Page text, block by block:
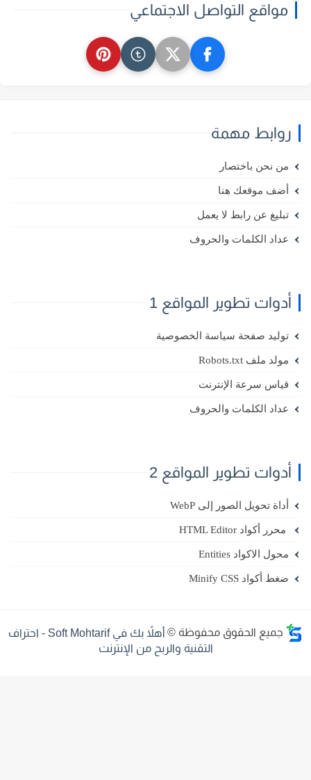
مواقع التواصل الاجتماعي
روابط مهمة
من نحن باختصار
أضف موقعك هنا
تبليغ عن رابط لا يعمل
عداد الكلمات والحروف
أدوات تطوير المواقع 1
توليد صفحة سياسة الخصوصية
مولد ملف Robots.txt
قياس سرعة الإنترنت
عداد الكلمات والحروف
أدوات تطوير المواقع 2
أداة تحويل الصور إلى WebP
محرر أكواد HTML Editor
محول الاكواد Entities
ضغط أكواد Minify CSS
جميع الحقوق محفوظة ©
أهلاً بك في Soft Mohtarif - احتراف
التقنية والربح من الإنترنت